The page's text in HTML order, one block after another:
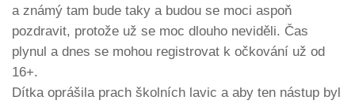
a známý tam bude taky a budou se moci aspoň
pozdravit, protože už se moc dlouho neviděli. Čas
plynul a dnes se mohou registrovat k očkování už od
16+.
Dítka oprášila prach školních lavic a aby ten nástup byl